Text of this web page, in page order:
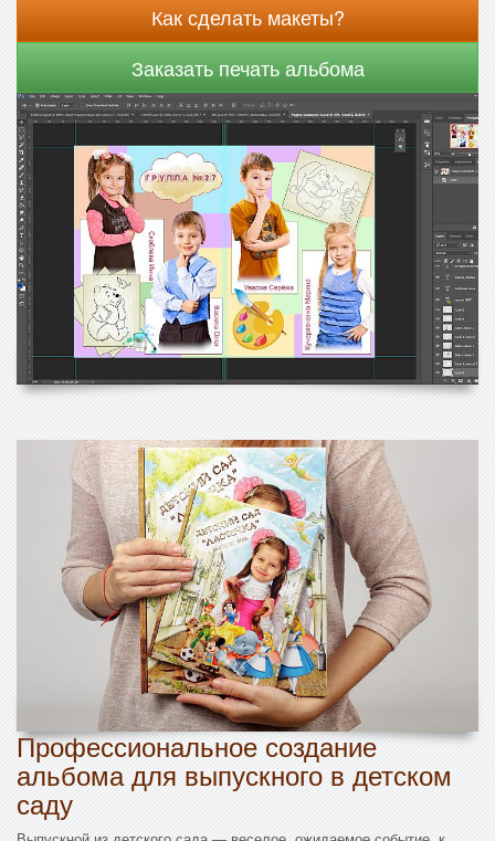
Как сделать макеты?
Заказать печать альбома
Профессиональное создание
альбома для выпускного в детском
саду